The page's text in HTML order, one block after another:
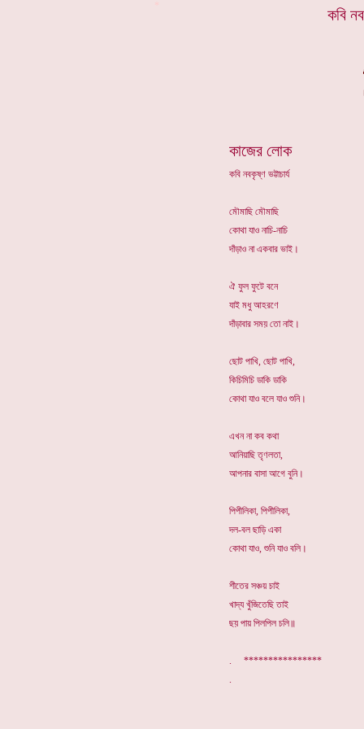
কবি
কাজের লোক
কবি নবকৃষ্ণ ভট্টাচার্য
মৌমাছি মৌমাছি
কোথা যাও নাচি-নাচি
দাঁড়াও না একবার ভাই।
ঐ ফুল ফুটে বনে
যাই মধু আহরণে
দাঁড়াবার সময় তো নাই।
ছোট পাখি, ছোট পাখি,
কিচিমিচি ডাকি ডাকি
কোথা যাও বলে যাও শুনি।
এখন না কব কথা
আনিয়াছি তৃণলতা,
আপনার বাসা আগে বুনি।
পিপীলিকা, পিপীলিকা,
দল-বল ছাড়ি একা
কোথা যাও, শুনি যাও বলি।
শীতের সঞ্চয় চাই
খাদ্য খুঁজিতেছি তাই
ছয় পায় পিলপিল চলি॥
. ****************